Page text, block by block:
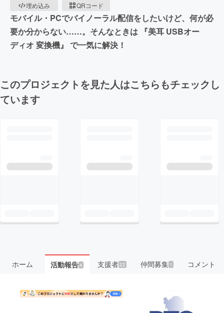
埋め込み
QRコード
モバイル・PCでバイノーラル配信をしたいけど、何が必
要か分からない……。そんなときは 『美耳 USBオー
ディオ 変換機』 で一気に解決！
このプロジェクトを見た人はこちらもチェックし
ています
ホーム 活動報告4 支援者 22 仲間募集 1 コメント